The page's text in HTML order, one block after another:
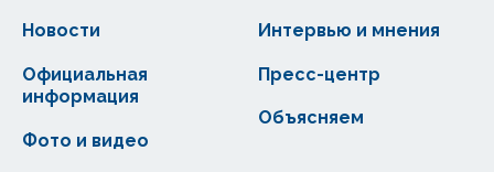
Новости
Официальная
информация
Интервью и мнения
Фото и видео
Пресс-центр
Объясняем